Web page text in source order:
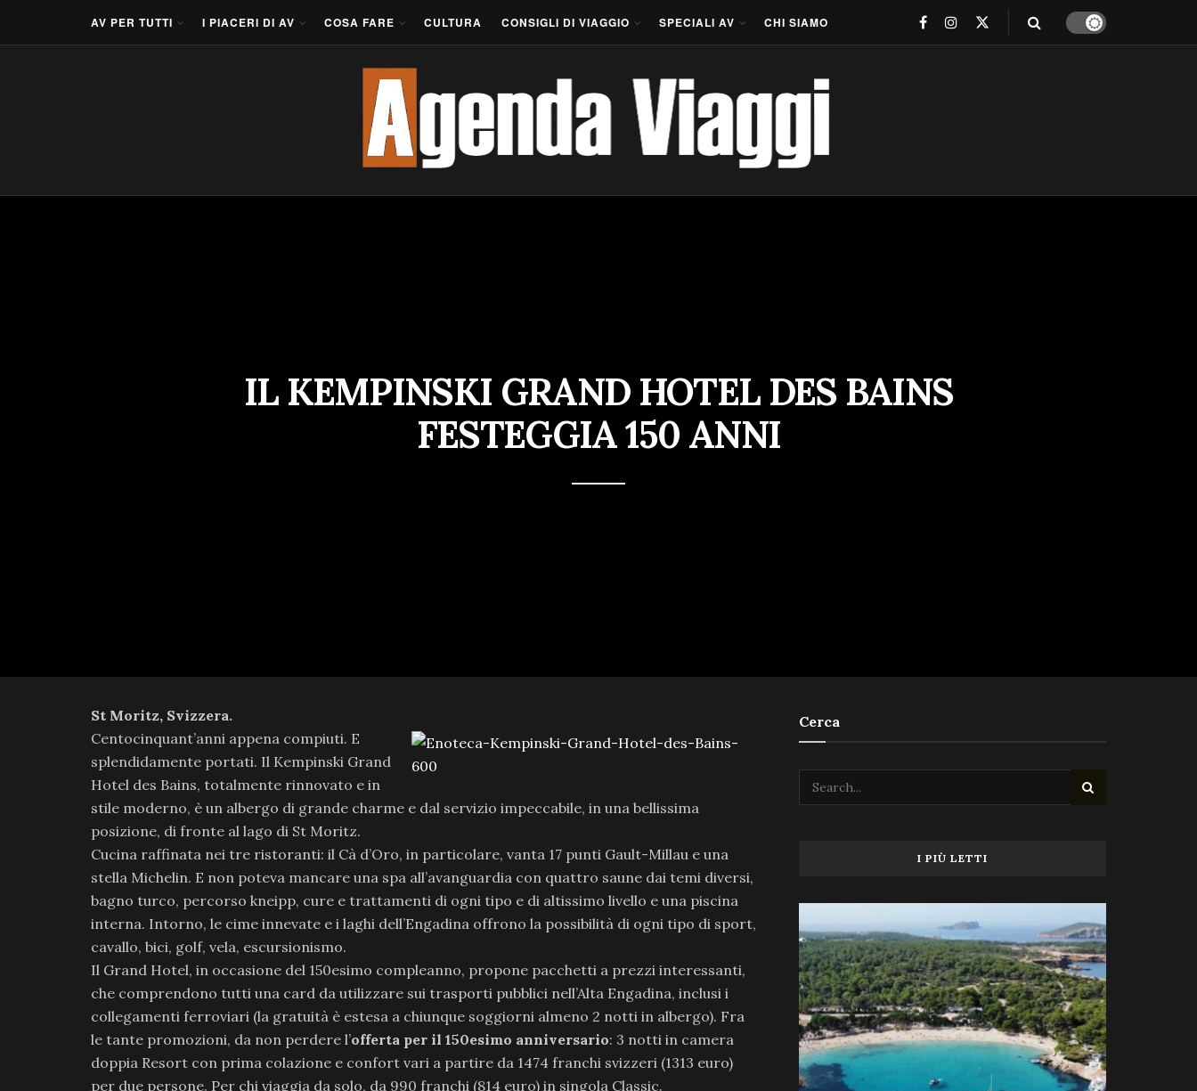
AV PER TUTTI I PIACERI DI AV COSA FARE CULTURA CONSIGLI DI VIAGGIO SPECIALI AV CHI SIAMO
IL KEMPINSKI GRAND HOTEL DES BAINS
FESTEGGIA 150 ANNI
St Moritz, Svizzera.
Centocinquant’anni appena compiuti. E
splendidamente portati. Il Kempinski Grand
Hotel des Bains, totalmente rinnovato e in
stile moderno, è un albergo di grande charme e dal servizio impeccabile, in una bellissima
posizione, di fronte al lago di St Moritz.
Cucina raffinata nei tre ristoranti: il Cà d’Oro, in particolare, vanta 17 punti Gault-Millau e una
stella Michelin. E non poteva mancare una spa all’avanguardia con quattro saune dai temi diversi,
bagno turco, percorso kneipp, cure e trattamenti di ogni tipo e di altissimo livello e una piscina
interna. Intorno, le cime innevate e i laghi dell’Engadina offrono la possibilità di ogni tipo di sport,
cavallo, bici, golf, vela, escursionismo.
Il Grand Hotel, in occasione del 150esimo compleanno, propone pacchetti a prezzi interessanti,
che comprendono tutti una card da utilizzare sui trasporti pubblici nell’Alta Engadina, inclusi i
collegamenti ferroviari (la gratuità è estesa a chiunque soggiorni almeno 2 notti in albergo). Fra
le tante promozioni, da non perdere l’offerta per il 150esimo anniversario: 3 notti in camera
doppia Resort con prima colazione e confort vari a partire da 1474 franchi svizzeri (1313 euro)
per due persone. Per chi viaggia da solo, da 990 franchi (814 euro) in singola Classic.
Cerca
I PIÙ LETTI